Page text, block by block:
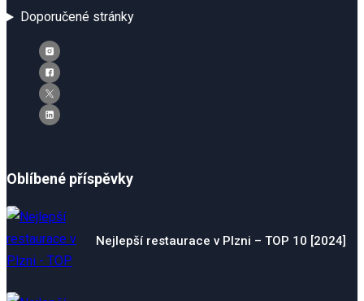
Doporučené stránky
Oblíbené příspěvky
Nejlepší restaurace v Plzni – TOP 10 [2024]